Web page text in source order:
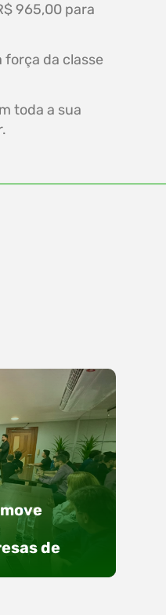
965,00 para
força da classe
toda a sua
de